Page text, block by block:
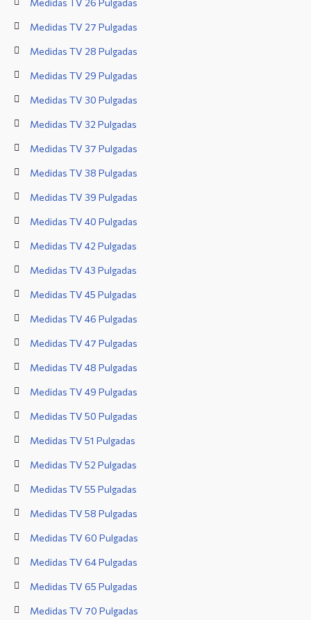
Medidas TV 27 Pulgadas
Medidas TV 28 Pulgadas
Medidas TV 29 Pulgadas
Medidas TV 30 Pulgadas
Medidas TV 32 Pulgadas
Medidas TV 37 Pulgadas
Medidas TV 38 Pulgadas
Medidas TV 39 Pulgadas
Medidas TV 40 Pulgadas
Medidas TV 42 Pulgadas
Medidas TV 43 Pulgadas
Medidas TV 45 Pulgadas
Medidas TV 46 Pulgadas
Medidas TV 47 Pulgadas
Medidas TV 48 Pulgadas
Medidas TV 49 Pulgadas
Medidas TV 50 Pulgadas
Medidas TV 51 Pulgadas
Medidas TV 52 Pulgadas
Medidas TV 55 Pulgadas
Medidas TV 58 Pulgadas
Medidas TV 60 Pulgadas
Medidas TV 64 Pulgadas
Medidas TV 65 Pulgadas
Medidas TV 70 Pulgadas